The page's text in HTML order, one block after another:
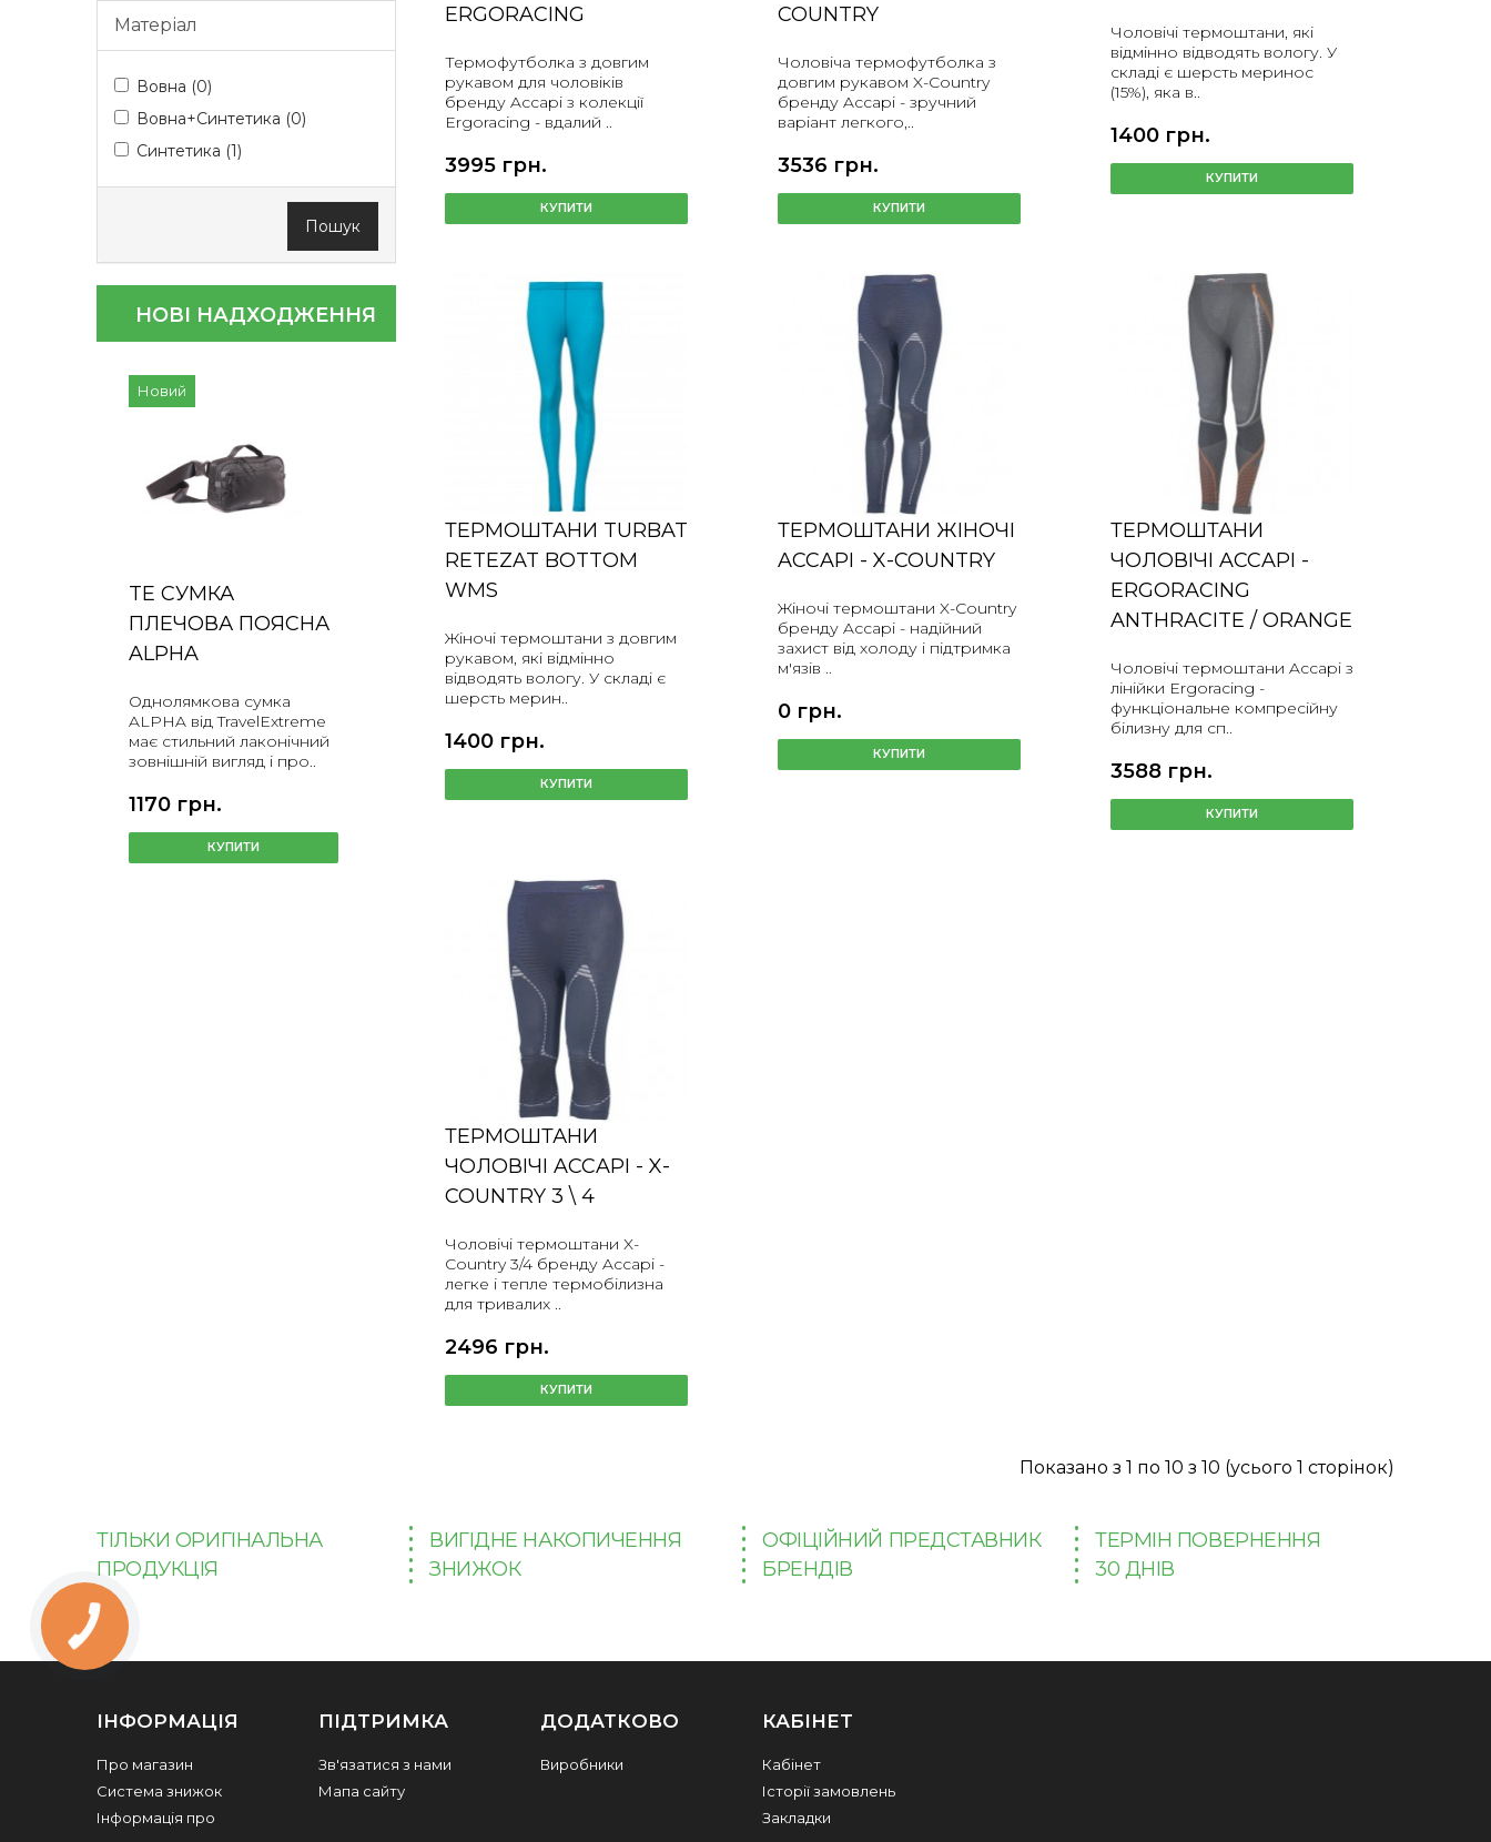
Матеріал
Вовна (0)
Вовна+Синтетика (0)
Синтетика (1)
Пошук
НОВІ НАДХОДЖЕННЯ
Новий
TE СУМКА
ПЛЕЧОВА ПОЯСНА
ALPHA
Однолямкова сумка
ALPHA від TravelExtreme
має стильний лаконічний
зовнішній вигляд і про..
1170 грн.
КУПИТИ
ERGORACING
Термофутболка з довгим
рукавом для чоловіків
бренду Accapi з колекції
Ergoracing - вдалий ..
3995 грн.
КУПИТИ
COUNTRY
Чоловіча термофутболка з
довгим рукавом X-Country
бренду Accapi - зручний
варіант легкого,..
3536 грн.
КУПИТИ
Чоловічі термоштани, які
відмінно відводять вологу. У
складі є шерсть меринос
(15%), яка в..
1400 грн.
КУПИТИ
ТЕРМОШТАНИ TURBAT
RETEZAT BOTTOM
WMS
Жіночі термоштани з довгим
рукавом, які відмінно
відводять вологу. У складі є
шерсть мерин..
1400 грн.
КУПИТИ
ТЕРМОШТАНИ ЖІНОЧІ
ACCAPI - X-COUNTRY
Жіночі термоштани X-Country
бренду Accapi - надійний
захист від холоду і підтримка
м'язів ..
0 грн.
КУПИТИ
ТЕРМОШТАНИ
ЧОЛОВІЧІ ACCAPI -
ERGORACING
ANTHRACITE / ORANGE
Чоловічі термоштани Accapi з
лінійки Ergoracing -
функціональне компресійну
білизну для сп..
3588 грн.
КУПИТИ
ТЕРМОШТАНИ
ЧОЛОВІЧІ ACCAPI - X-
COUNTRY 3 \ 4
Чоловічі термоштани X-
Country 3/4 бренду Accapi -
легке і тепле термобілизна
для тривалих ..
2496 грн.
КУПИТИ
Показано з 1 по 10 з 10 (усього 1 сторінок)
ТІЛЬКИ ОРИГІНАЛЬНА
ПРОДУКЦІЯ
ВИГІДНЕ НАКОПИЧЕННЯ
ЗНИЖОК
ОФІЦІЙНИЙ ПРЕДСТАВНИК
БРЕНДІВ
ТЕРМІН ПОВЕРНЕННЯ
30 ДНІВ
ІНФОРМАЦІЯ
Про магазин
Система знижок
Інформація про
ПІДТРИМКА
Зв'язатися з нами
Мапа сайту
ДОДАТКОВО
Виробники
КАБІНЕТ
Кабінет
Історії замовлень
Закладки